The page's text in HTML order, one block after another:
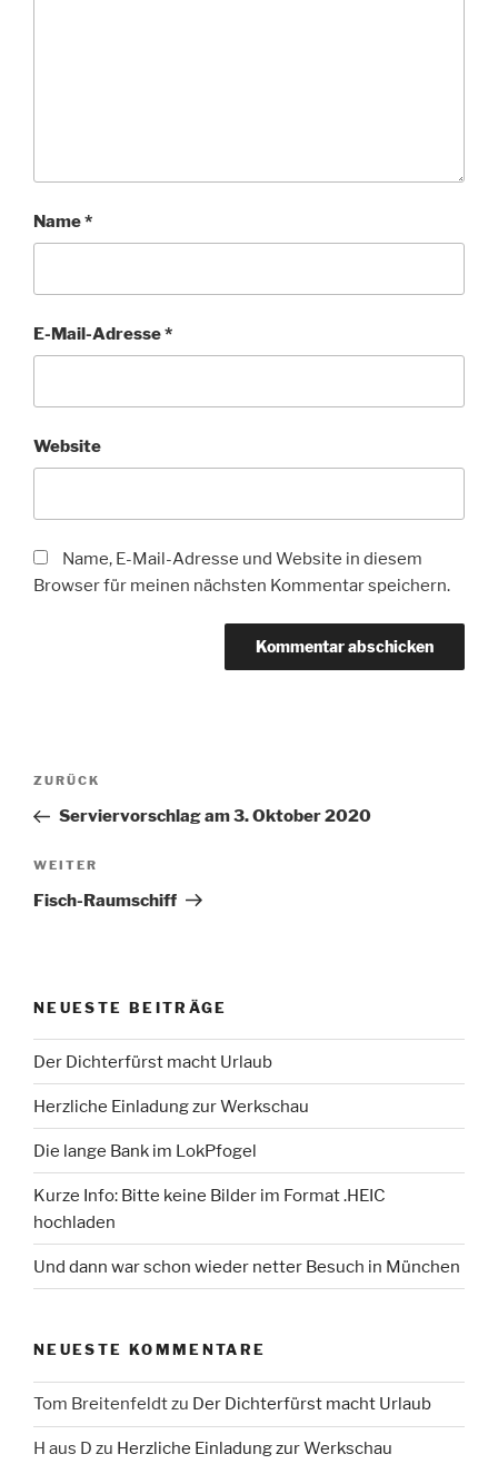
Name*
E-Mail-Adresse*
Website
Name, E-Mail-Adresse und Website in diesem
Browser für meinen nächsten Kommentar speichern.
Beitragsnavigation
Vorheriger
Beitrag
ZURÜCK
Serviervorschlag am 3. Oktober 2020
Nächster
Beitrag
WEITER
Fisch-Raumschiff
NEUESTE BEITRÄGE
Der Dichterfürst macht Urlaub
Herzliche Einladung zur Werkschau
Die lange Bank im LokPfogel
Kurze Info: Bitte keine Bilder im Format .HEIC
hochladen
Und dann war schon wieder netter Besuch in München
NEUESTE KOMMENTARE
Tom Breitenfeldtzu Der Dichterfürst macht Urlaub
H aus D zu Herzliche Einladung zur Werkschau